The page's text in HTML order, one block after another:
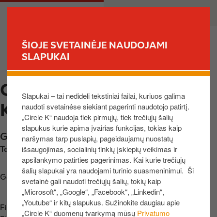
ŠIOJE SVETAINĖJE NAUDOJAMI
SLAPUKAI
Slapukai – tai nedideli tekstiniai failai, kuriuos galima
naudoti svetainėse siekiant pagerinti naudotojo patirtį.
„Circle K“ naudoja tiek pirmųjų, tiek trečiųjų šalių
slapukus kurie apima įvairias funkcijas, tokias kaip
naršymas tarp puslapių, pageidaujamų nuostatų
išsaugojimas, socialinių tinklų įskiepių veikimas ir
apsilankymo patirties pagerinimas. Kai kurie trečiųjų
šalių slapukai yra naudojami turinio suasmeninimui. Ši
svetainė gali naudoti trečiųjų šalių, tokių kaip
„Microsoft“, „Google“, „Facebook“, „Linkedin“,
„Youtube“ ir kitų slapukus. Sužinokite daugiau apie
„Circle K“ duomenų tvarkymą mūsų Privatumo
į
p
a
r
i
i
į
t
M
v
CIRCLE K ŠEŠKINĖS
KALNAS I
Geležinio Vilko g. 39 ,Vilnius,08104,
Telefono nr.: +37062960205
Get directions
Find us onApp Store